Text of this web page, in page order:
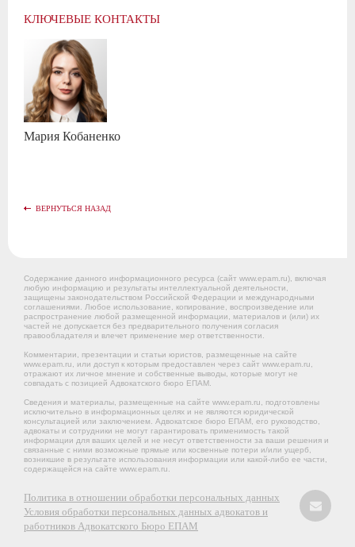
КЛЮЧЕВЫЕ КОНТАКТЫ
МарияКобаненко
ВЕРНУТЬСЯ НАЗАД
Содержание данного информационного ресурса (сайт www.epam.ru), включая
любую информацию и результаты интеллектуальной деятельности,
защищены законодательством Российской Федерации и международными
соглашениями. Любое использование, копирование, воспроизведение или
распространение любой размещенной информации, материалов и (или) их
частей не допускается без предварительного получения согласия
правообладателя и влечет применение мер ответственности.
Комментарии, презентации и статьи юристов, размещенные на сайте
www.epam.ru, или доступ к которым предоставлен через сайт www.epam.ru,
отражают их личное мнение и собственные выводы, которые могут не
совпадать с позицией Адвокатского бюро ЕПАМ.
Сведения и материалы, размещенные на сайте www.epam.ru, подготовлены
исключительно в информационных целях и не являются юридической
консультацией или заключением. Адвокатское бюро ЕПАМ, его руководство,
адвокаты и сотрудники не могут гарантировать применимость такой
информации для ваших целей и не несут ответственности за ваши решения и
связанные с ними возможные прямые или косвенные потери и/или ущерб,
возникшие в результате использования информации или какой-либо ее части,
содержащейся на сайте www.epam.ru.
Политика в отношении обработки персональных данных
Условия обработки персональных данных адвокатов и
работников Адвокатского Бюро ЕПАМ